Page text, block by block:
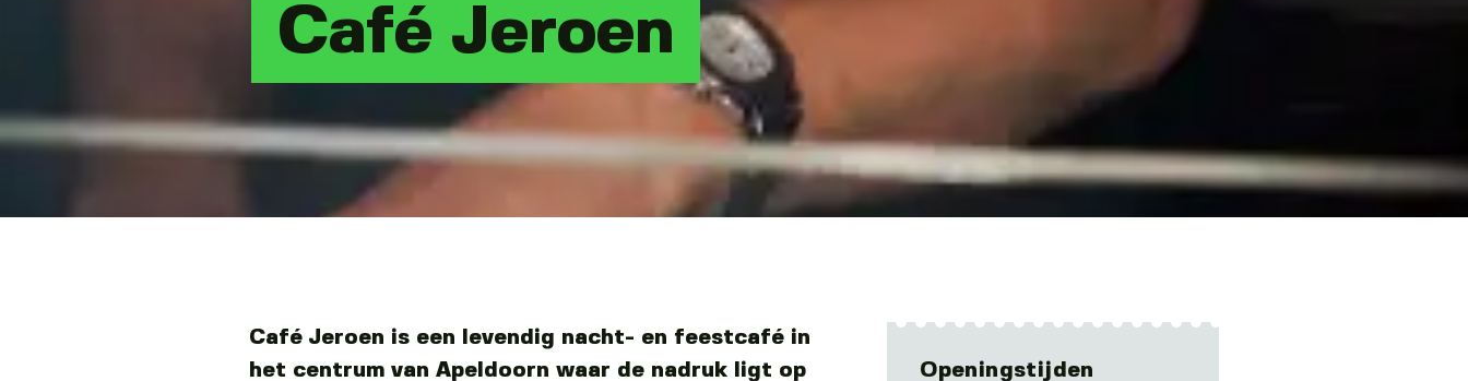
Café Jeroen
Openingstijden
Café Jeroen is een levendig nacht- en feestcafé in
het centrum van Apeldoorn waar de nadruk ligt op